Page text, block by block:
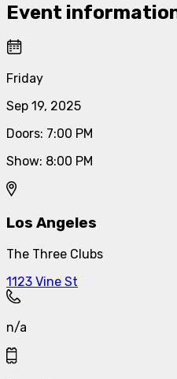
Event
Friday
Sep 19, 2025
Doors: 7:00 PM
Show: 8:00 PM
Los Angeles
The Three Clubs
1123 Vine St
n/a